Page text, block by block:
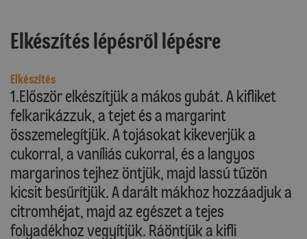
Elkészítés lépésről lépésre
Elkészítés
1.Először elkészítjük a mákos gubát. A kifliket
felkarikázzuk, a tejet és a margarint
összemelegítjük. A tojásokat kikeverjük a
cukorral, a vaníliás cukorral, és a langyos
margarinos tejhez öntjük, majd lassú tűzön
kicsit besűrítjük. A darált mákhoz hozzáadjuk a
citromhéjat, majd az egészet a tejes
folyadékhoz vegyítjük. Ráöntjük a kifli